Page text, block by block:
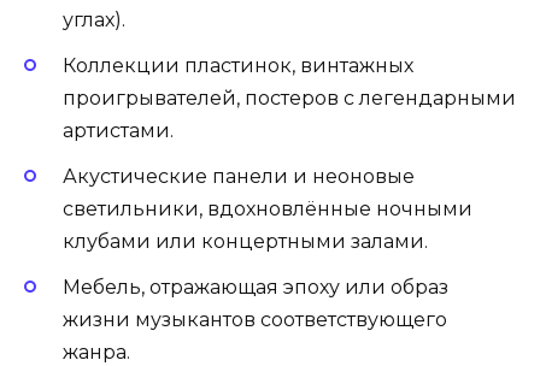
углах).
Коллекции пластинок, винтажных
проигрывателей, постеров с легендарными
артистами.
Акустические панели и неоновые
светильники, вдохновлённые ночными
клубами или концертными залами.
Мебель, отражающая эпоху или образ
жизни музыкантов соответствующего
жанра.